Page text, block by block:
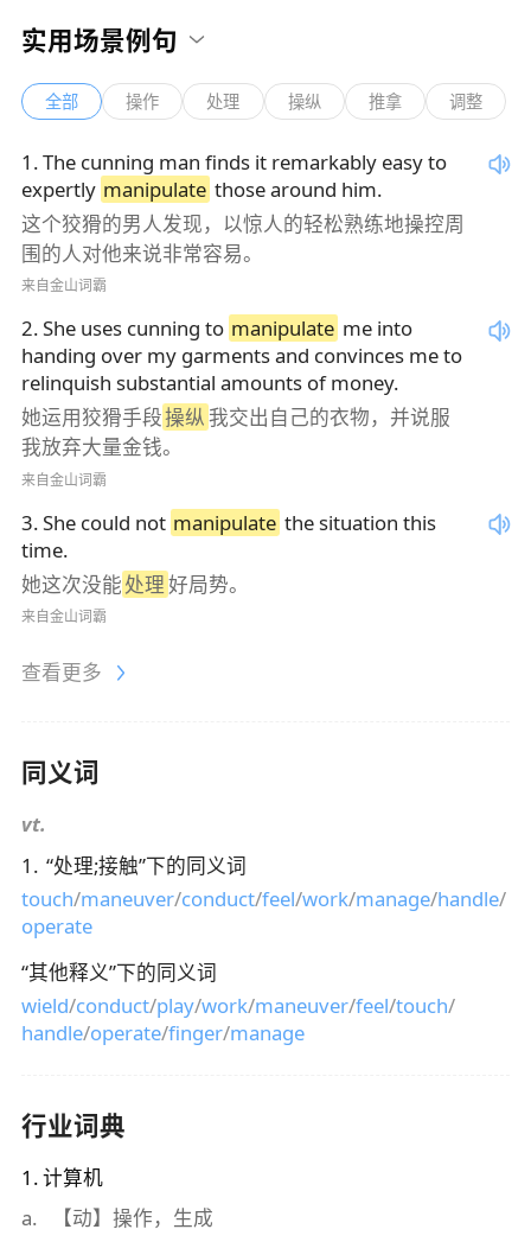
实用场景例句
全部 操作 处理 操纵 推拿 调整
1 .The cunning man finds it remarkably easy to
expertly manipulate those around him.
这个狡猾的男人发现，以惊人的轻松熟练地操控周
围的人对他来说非常容易。
来自金山词霸
2.She uses cunning to manipulate me into
handing over my garments and convinces me to
relinquish substantial amounts of money.
她运用狡猾手段操纵我交出自己的衣物，并说服
我放弃大量金钱。
来自金山词霸
3.She could not manipulate the situation this
time.
她这次没能处理好局势。
来自金山词霸
查看更多
同义词
vt.
1 . “处理;接触”下的同义词
touch/maneuver/conduct/feel/work/manage/handle/
operate
“其他释义”下的同义词
wield/conduct/play/work/maneuver/feel/touch/
handle/operate/finger/manage
行业词典
1 .计算机
a. 【动】操作，生成